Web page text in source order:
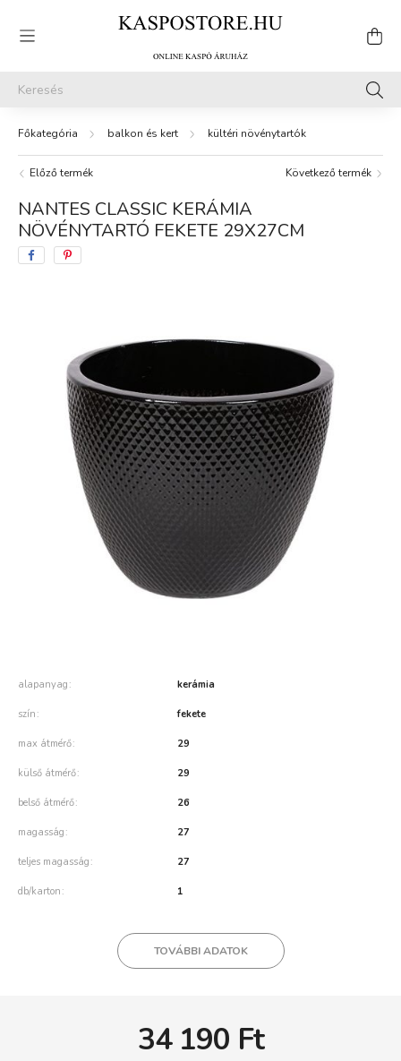
balkon és kert kültéri növénytartók
Előző termék Következő termék
NANTES CLASSIC KERÁMIA
NÖVÉNYTARTÓ FEKETE 29X27CM
alapanyag kerámia
szín fekete
max átmérő 29
külső átmérő 29
belső átmérő 26
magasság 27
teljes magasság 27
db/karton 1
TOVÁBBI ADATOK
34 190 Ft